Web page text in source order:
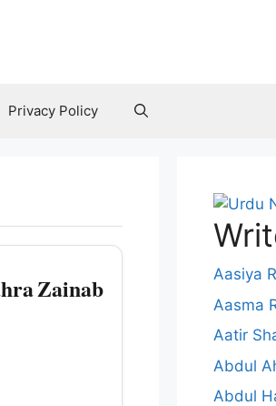
Privacy Policy
Zainab
Aasiya
Aasma
Aatir
Abdul
Abdul